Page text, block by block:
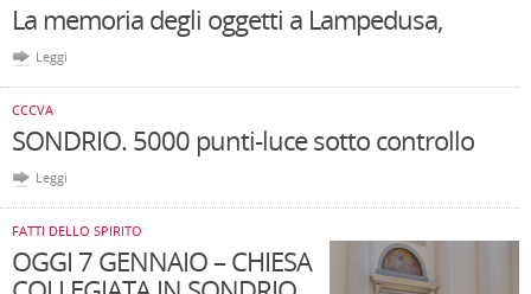
La memoria degli oggetti a Lampedusa,
Leggi
CCCVA
SONDRIO. 5000 punti-luce sotto controllo
Leggi
FATTI DELLO SPIRITO
OGGI 7 GENNAIO – CHIESA